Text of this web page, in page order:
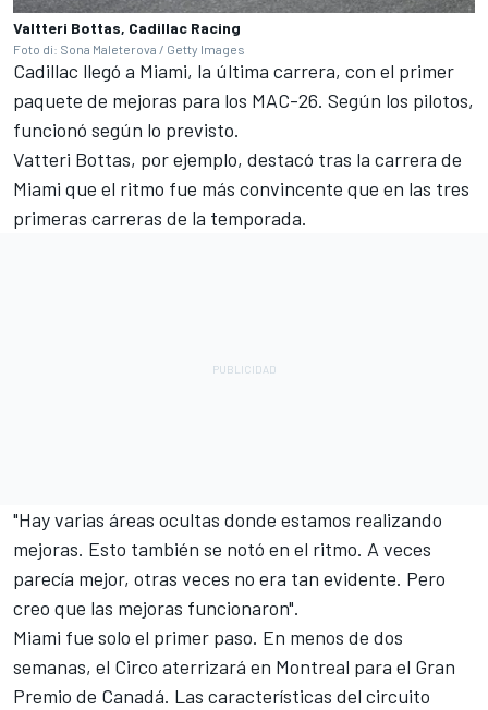
Valtteri Bottas, Cadillac Racing
Foto di: Sona Maleterova / Getty Images
Cadillac llegó a Miami, la última carrera, con el primer
paquete de mejoras para los MAC-26. Según los pilotos,
funcionó según lo previsto.
Vatteri Bottas, por ejemplo, destacó tras la carrera de
Miami que el ritmo fue más convincente que en las tres
primeras carreras de la temporada.
"Hay varias áreas ocultas donde estamos realizando
mejoras. Esto también se notó en el ritmo. A veces
parecía mejor, otras veces no era tan evidente. Pero
creo que las mejoras funcionaron".
Miami fue solo el primer paso. En menos de dos
semanas, el Circo aterrizará en Montreal para el Gran
Premio de Canadá. Las características del circuito